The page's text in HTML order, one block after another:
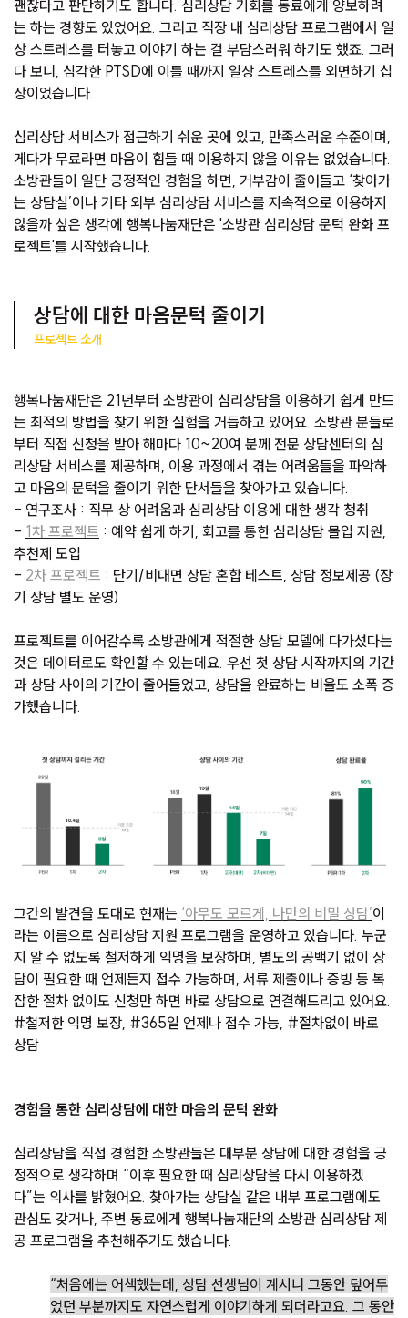
괜찮다고 판단하기도 합니다. 심리상담 기회를 동료에게 양보하려
는 하는 경향도 있었어요. 그리고 직장 내 심리상담 프로그램에서 일
상 스트레스를 터놓고 이야기 하는 걸 부담스러워 하기도 했죠. 그러
다 보니, 심각한 PTSD에 이를 때까지 일상 스트레스를 외면하기 십
상이었습니다.
심리상담 서비스가 접근하기 쉬운 곳에 있고, 만족스러운 수준이며,
게다가 무료라면 마음이 힘들 때 이용하지 않을 이유는 없었습니다.
소방관들이 일단 긍정적인 경험을 하면, 거부감이 줄어들고 ‘찾아가
는 상담실’이나 기타 외부 심리상담 서비스를 지속적으로 이용하지
않을까 싶은 생각에 행복나눔재단은 '소방관 심리상담 문턱 완화 프
로젝트'를 시작했습니다.
상담에 대한 마음문턱 줄이기
프로젝트 소개
행복나눔재단은 21년부터 소방관이 심리상담을 이용하기 쉽게 만드
는 최적의 방법을 찾기 위한 실험을 거듭하고 있어요. 소방관 분들로
부터 직접 신청을 받아 해마다 10~20여 분께 전문 상담센터의 심
리상담 서비스를 제공하며, 이용 과정에서 겪는 어려움들을 파악하
고 마음의 문턱을 줄이기 위한 단서들을 찾아가고 있습니다.
- 연구조사 : 직무 상 어려움과 심리상담 이용에 대한 생각 청취
- 1차 프로젝트 : 예약 쉽게 하기, 회고를 통한 심리상담 몰입 지원,
추천제 도입
- 2차 프로젝트 : 단기/비대면 상담 혼합 테스트, 상담 정보제공 (장
기 상담 별도 운영)
프로젝트를 이어갈수록 소방관에게 적절한 상담 모델에 다가섰다는
것은 데이터로도 확인할 수 있는데요. 우선 첫 상담 시작까지의 기간
과 상담 사이의 기간이 줄어들었고, 상담을 완료하는 비율도 소폭 증
가했습니다.
그간의 발견을 토대로 현재는 ‘아무도 모르게, 나만의 비밀 상담’이
라는 이름으로 심리상담 지원 프로그램을 운영하고 있습니다. 누군
지 알 수 없도록 철저하게 익명을 보장하며, 별도의 공백기 없이 상
담이 필요한 때 언제든지 접수 가능하며, 서류 제출이나 증빙 등 복
잡한 절차 없이도 신청만 하면 바로 상담으로 연결해드리고 있어요.
#철저한 익명 보장, #365일 언제나 접수 가능, #절차없이 바로
상담
경험을 통한 심리상담에 대한 마음의 문턱 완화
심리상담을 직접 경험한 소방관들은 대부분 상담에 대한 경험을 긍
정적으로 생각하며 “이후 필요한 때 심리상담을 다시 이용하겠
다”는 의사를 밝혔어요. 찾아가는 상담실 같은 내부 프로그램에도
관심도 갖거나, 주변 동료에게 행복나눔재단의 소방관 심리상담 제
공 프로그램을 추천해주기도 했습니다.
“처음에는 어색했는데, 상담 선생님이 계시니 그동안 덮어두
었던 부분까지도 자연스럽게 이야기하게 되더라고요. 그 동안